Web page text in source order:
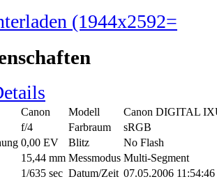
(1944x2592=
Canon Modell
Canon DIGITAL
f/4 Farbraum
sRGB
0,00 EV Blitz
No Flash
15,44 mm Messmodus Multi-Segment
1/635 sec Datum/Zeit 07.05.2006 11:54:46